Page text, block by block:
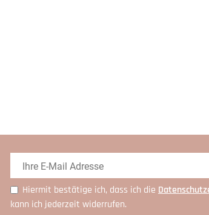
Hiermit bestätige ich, dass ich die
kann ich jederzeit widerrufen.